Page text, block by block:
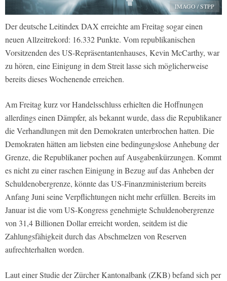
IMAGO / STPP
Der deutsche Leitindex DAX erreichte am Freitag sogar einen
neuen Allzeitrekord: 16.332 Punkte. Vom republikanischen
Vorsitzenden des US-Repräsentantenhauses, Kevin McCarthy, war
zu hören, eine Einigung in dem Streit lasse sich möglicherweise
bereits dieses Wochenende erreichen.
Am Freitag kurz vor Handelsschluss erhielten die Hoffnungen
allerdings einen Dämpfer, als bekannt wurde, dass die Republikaner
die Verhandlungen mit den Demokraten unterbrochen hatten. Die
Demokraten hätten am liebsten eine bedingungslose Anhebung der
Grenze, die Republikaner pochen auf Ausgabenkürzungen. Kommt
es nicht zu einer raschen Einigung in Bezug auf das Anheben der
Schuldenobergrenze, könnte das US-Finanzministerium bereits
Anfang Juni seine Verpflichtungen nicht mehr erfüllen. Bereits im
Januar ist die vom US-Kongress genehmigte Schuldenobergrenze
von 31,4 Billionen Dollar erreicht worden, seitdem ist die
Zahlungsfähigkeit durch das Abschmelzen von Reserven
aufrechterhalten worden.
Laut einer Studie der Zürcher Kantonalbank (ZKB) befand sich per